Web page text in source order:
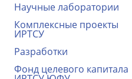
Научные лаборатории
Комплексные проекты
ИРТСУ
Разработки
Фонд целевого капитала